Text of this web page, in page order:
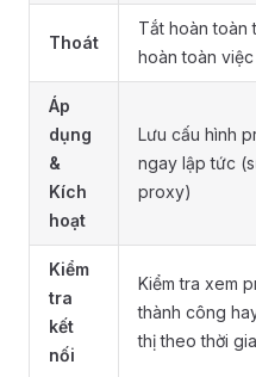
Thoát
Tắt hoàn toàn
hoàn toàn
Áp
dụng
&
Kích
hoạt
Lưu cấu hình
ngay lập tức
proxy)
Kiểm
tra
kết
nối
Kiểm tra xem
thành công
thị theo thời